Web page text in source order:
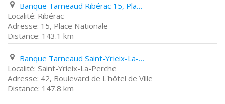
Banque Tarneaud Ribérac 15, Place Nationale
Ribérac
15, Place Nationale
143.1 km
Banque Tarneaud Saint-Yrieix-La-Perche 42, Boulevard de L'hôtel de Ville
Saint-Yrieix-La-Perche
42, Boulevard de L'hôtel de Ville
147.8 km